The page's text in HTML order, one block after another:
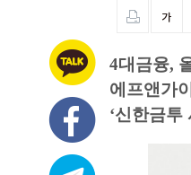
4대금융,
에프앤가
‘신한금투